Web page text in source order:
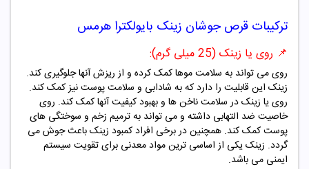
ترکیبات قرص جوشان زینک بایولکترا هرمس
📌 روی یا زینک (25 میلی گرم):
روی می تواند به سلامت موها کمک کرده و از ریزش آنها جلوگیری کند.
زینک این قابلیت را دارد که به شادابی و سلامت پوست نیز کمک کند.
روی یا زینک در سلامت ناخن ها و بهبود کیفیت آنها کمک کند. روی
خاصیت ضد التهابی داشته و می تواند به ترمیم زخم و سوختگی های
پوست کمک کند. همچنین در برخی افراد کمبود زینک باعث جوش می
گردد. زینک یکی از اساسی ترین مواد معدنی برای تقویت سیستم
ایمنی می باشد.